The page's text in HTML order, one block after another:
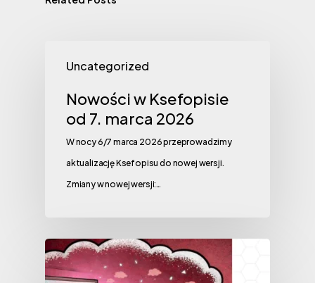
Uncategorized
Nowości w Ksefopisie
od 7. marca 2026
W nocy 6/7 marca 2026 przeprowadzimy
aktualizację Ksefopisu do nowej wersji.
Zmiany w nowej wersji:…